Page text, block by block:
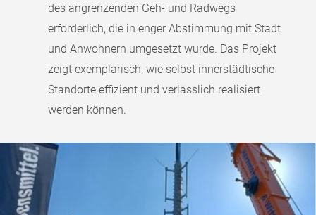
des angrenzenden Geh- und Radwegs
erforderlich, die in enger Abstimmung mit Stadt
und Anwohnern umgesetzt wurde. Das Projekt
zeigt exemplarisch, wie selbst innerstädtische
Standorte effizient und verlässlich realisiert
werden können.